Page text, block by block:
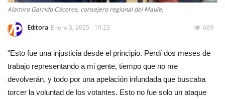
Alamiro Garrido Cáceres, consejero regional del Maule.
Editora Enero 3, 2025 - 19:23 689
"Esto fue una injusticia desde el principio. Perdí dos meses de
trabajo representando a mi gente, tiempo que no me
devolverán, y todo por una apelación infundada que buscaba
torcer la voluntad de los votantes. Esto no fue solo un ataque